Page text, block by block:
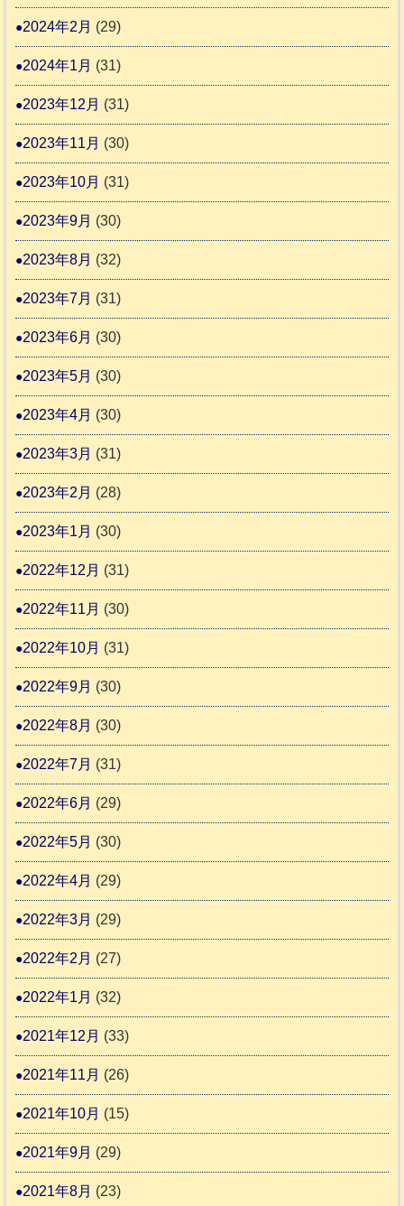
2024年2月 (29)
2024年1月 (31)
2023年12月 (31)
2023年11月 (30)
2023年10月 (31)
2023年9月 (30)
2023年8月 (32)
2023年7月 (31)
2023年6月 (30)
2023年5月 (30)
2023年4月 (30)
2023年3月 (31)
2023年2月 (28)
2023年1月 (30)
2022年12月 (31)
2022年11月 (30)
2022年10月 (31)
2022年9月 (30)
2022年8月 (30)
2022年7月 (31)
2022年6月 (29)
2022年5月 (30)
2022年4月 (29)
2022年3月 (29)
2022年2月 (27)
2022年1月 (32)
2021年12月 (33)
2021年11月 (26)
2021年10月 (15)
2021年9月 (29)
2021年8月 (23)